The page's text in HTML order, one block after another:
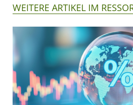
WEITERE ARTIKEL IM